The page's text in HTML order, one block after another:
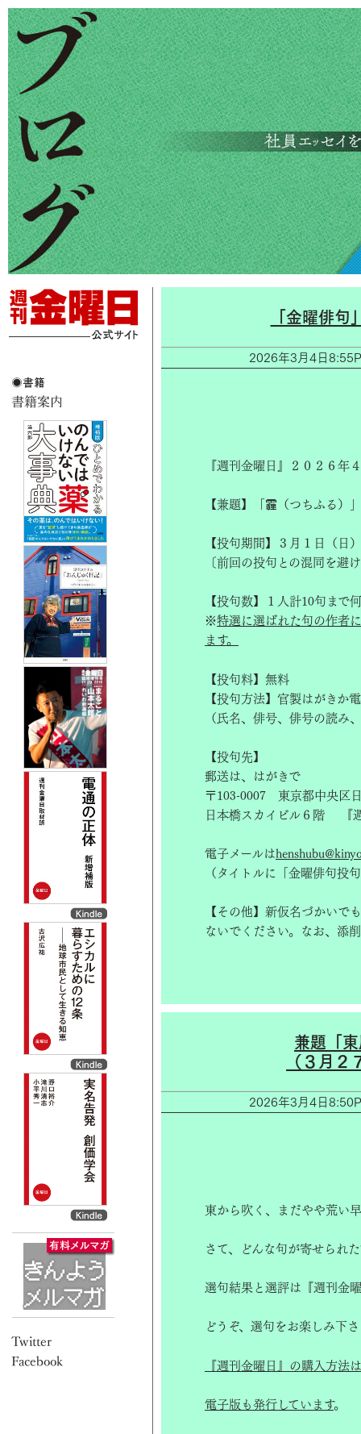
「金曜俳
2026年3月4日
『週刊金曜日』２０２６年
【兼題】「 霾 （つちふる）
【投句期間】３月１日（日
〔前回の投句との混同を避
【投句数】１人計10句まで
※特選に選ばれた句の作者
ます。
【投句料】無料
【投句方法】官製はがきか
（氏名、俳号、俳号の読み
【投句先】
郵送は、はがきで
〒103-0007 東京都中央区
日本橋スカイビル６階 『
電子メールは
（タイトルに「金曜俳句投
【その他】新仮名づかいで
ないでください。なお、添
兼題「
（３月２
2026年3月4日
東から吹く、まだやや荒い
さて、どんな句が寄せられ
選句結果と選評は『週刊金
どうぞ、選句をお楽しみ下
『週刊金曜日』の購入方法
電子版も発行しています。